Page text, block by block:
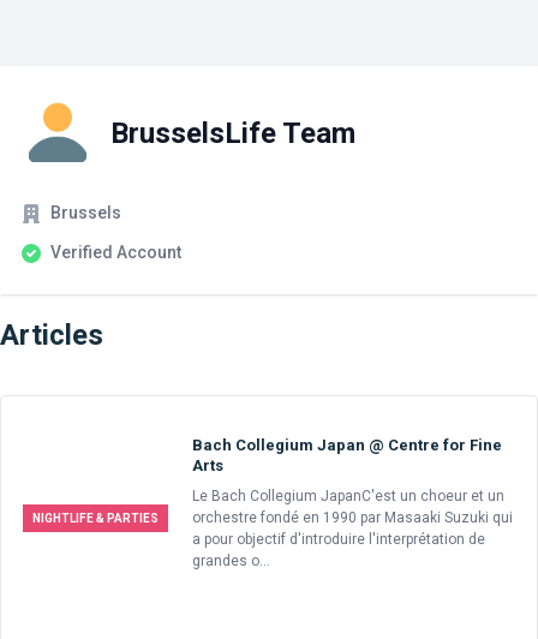
BrusselsLife Team
Company
Brussels
Account Status
Verified Account
Articles
NIGHTLIFE & PARTIES
Bach Collegium Japan @ Centre for Fine
Arts
Le Bach Collegium JapanC'est un choeur et un
orchestre fondé en 1990 par Masaaki Suzuki qui
a pour objectif d'introduire l'interprétation de
grandes o...